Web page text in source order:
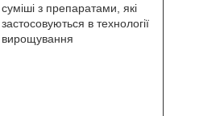
суміші з препаратами, які
застосовуються в технології
вирощування